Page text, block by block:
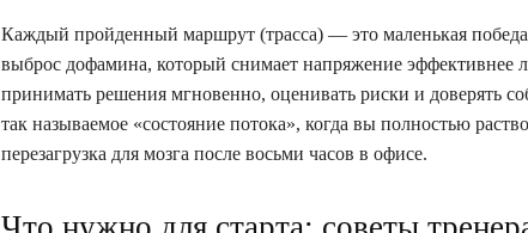
Каждый пройденный маршрут (трасса) — это маленькая
выброс дофамина, который снимает напряжение эффективнее
принимать решения мгновенно, оценивать риски и доверять
так называемое «состояние потока», когда вы полностью
перезагрузка для мозга после восьми часов в офисе.